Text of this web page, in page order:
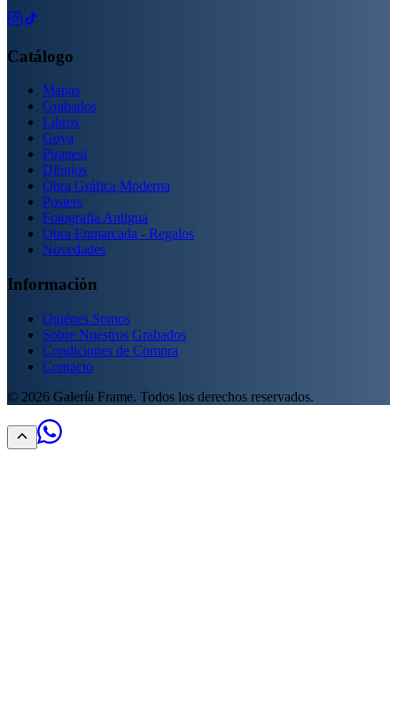
Catálogo
Mapas
Grabados
Libros
Goya
Piranesi
Dibujos
Obra Gráfica Moderna
Posters
Fotografía Antigua
Obra Enmarcada - Regalos
Novedades
Información
Quiénes Somos
Sobre Nuestros Grabados
Condiciones de Compra
Contacto
© 2026 Galería Frame. Todos los derechos reservados.